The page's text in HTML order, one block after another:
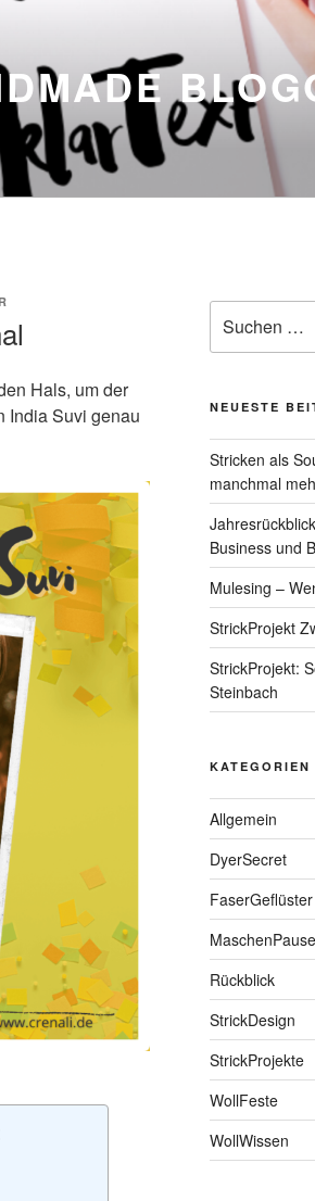
Hals, um der
India Suvi genau
nach:
NEUESTE
Stricken als
manchmal
Business und
Mulesing –
StrickProjekt
StrickProjekt:
Steinbach
KATEGORIEN
Allgemein
DyerSecret
FaserGeflüster
MaschenPause
Rückblick
StrickDesign
StrickProjekte
WollFeste
WollWissen